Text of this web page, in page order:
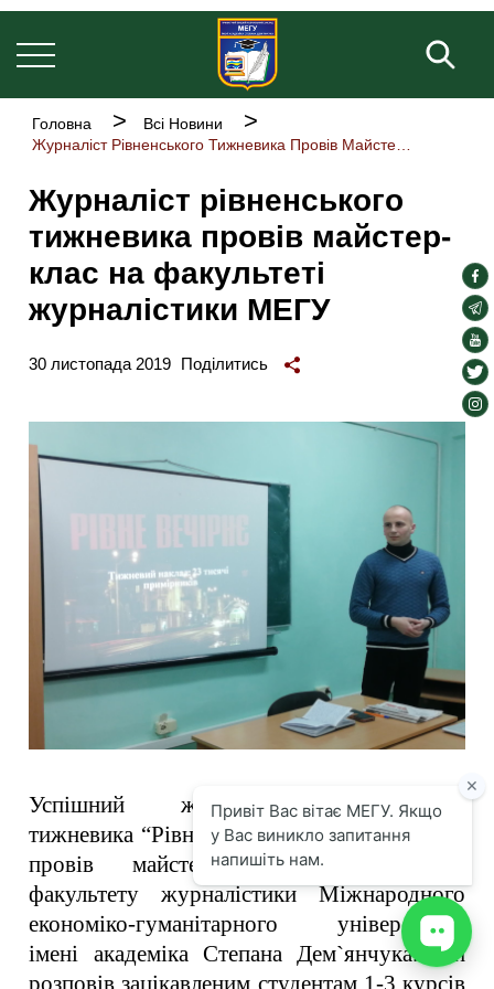
Перейти
до
основного
вмісту
Основна
Рядок
навіґації
Головна
Всі Новини
Журналіст рівненського
тижневика провів майстер-
клас на факультеті
журналістики МЕГУ
30 листопада 2019 Поділитись
Успішний журналіст рівненського
тижневика “Рівне Вечірнє” Богдан Слонець
провів майстер-клас для студентів
факультету журналістики Міжнародного
економіко-гуманітарного університету
імені академіка Степана Дем`янчука. Він
розповів зацікавленим студентам 1-3 курсів